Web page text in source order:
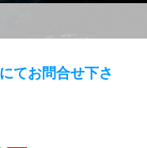
てお問合せ下さ